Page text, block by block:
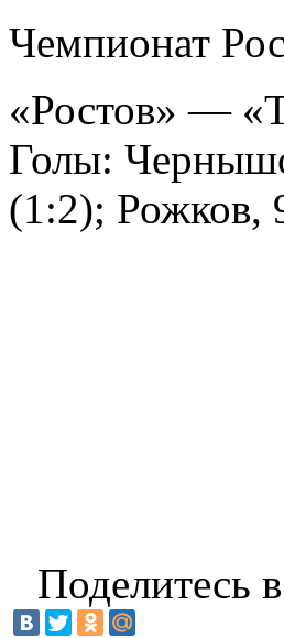
Чемпионат
«Ростов» —
Голы:
(1:2); Рожков,
Поделитесь